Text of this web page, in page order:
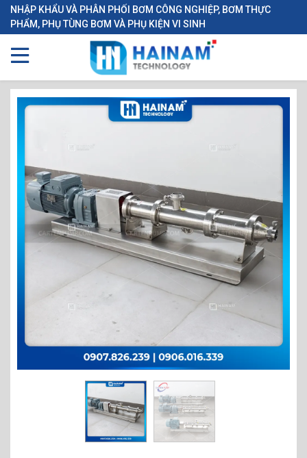
NHẬP KHẨU VÀ PHÂN PHỐI BƠM CÔNG NGHIỆP, BƠM THỰC
PHẨM, PHỤ TÙNG BƠM VÀ PHỤ KIỆN VI SINH